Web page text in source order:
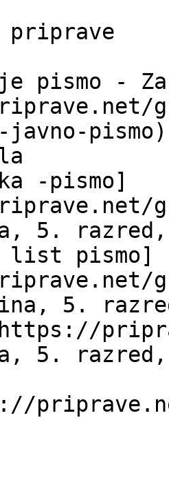
priprave
pismo -
javno-
-pismo]
5. razred,
pismo]
5.
5. razred,